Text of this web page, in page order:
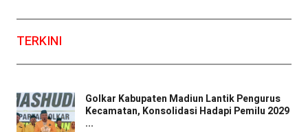
TERKINI
Golkar Kabupaten Madiun Lantik Pengurus
Kecamatan, Konsolidasi Hadapi Pemilu 2029
...